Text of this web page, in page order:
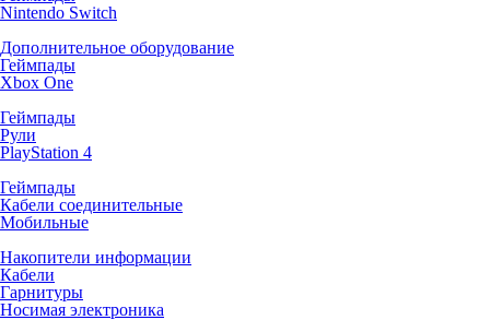
Nintendo Switch
Дополнительное оборудование
Геймпады
Xbox One
Геймпады
Рули
PlayStation 4
Геймпады
Кабели соединительные
Мобильные
Накопители информации
Кабели
Гарнитуры
Носимая электроника